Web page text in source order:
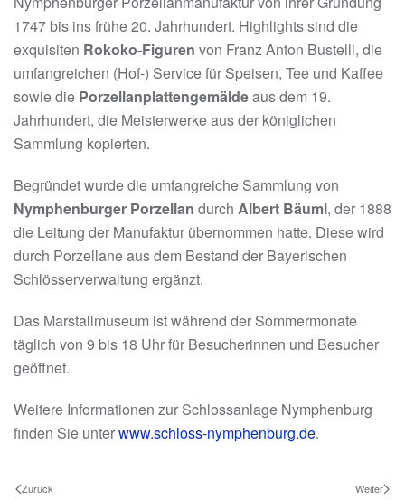
1747 bis ins frühe 20. Jahrhundert. Highlights sind die
exquisiten Rokoko-Figuren von Franz Anton Bustelli, die
umfangreichen (Hof-) Service für Speisen, Tee und Kaffee
sowie die Porzellanplattengemäldeaus dem 19.
Jahrhundert, die Meisterwerke aus der königlichen
Sammlung kopierten.
Begründet wurde die umfangreiche Sammlung von
Nymphenburger Porzellan durch Albert Bäuml, der 1888
die Leitung der Manufaktur übernommen hatte. Diese wird
durch Porzellane aus dem Bestand der Bayerischen
Schlösserverwaltung ergänzt.
Das Marstallmuseum ist während der Sommermonate
täglich von 9 bis 18 Uhr für Besucherinnen und Besucher
geöffnet.
Weitere Informationen zur Schlossanlage Nymphenburg
finden Sie unterwww.schloss-nymphenburg.de.
Zurück Weiter